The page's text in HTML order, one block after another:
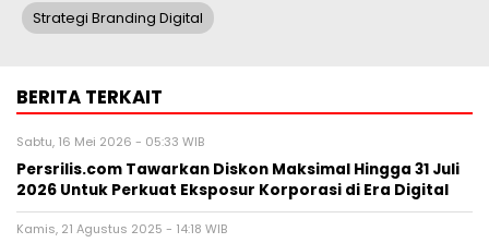
Strategi Branding Digital
BERITA TERKAIT
Sabtu, 16 Mei 2026 - 05:33 WIB
Persrilis.com Tawarkan Diskon Maksimal Hingga 31 Juli
2026 Untuk Perkuat Eksposur Korporasi di Era Digital
Kamis, 21 Agustus 2025 - 14:18 WIB